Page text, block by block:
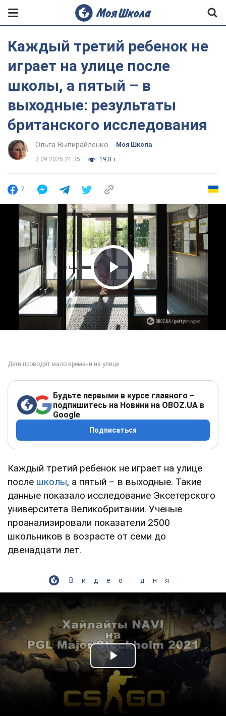
Каждый третий ребенок не
играет на улице после
школы, а пятый – в
выходные: результаты
британского исследования
Ольга Выпирайленко Моя Школа
2.09.2025 21:35 19,8 т.
7
Play Video
Будьте первыми в курсе главного –
подпишитесь на Новини на OBOZ.UA в
Google
Подписаться
Каждый третий ребенок не играет на улице
после школы, а пятый – в выходные. Такие
данные показало исследование Эксетерского
университета Великобритании. Ученые
проанализировали показатели 2500
школьников в возрасте от семи до
двенадцати лет.
Видео дня
Play Video